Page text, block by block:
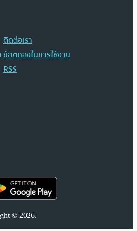
ติดต่อเรา
ข้อตกลงในการใช้งาน
RSS
© 2026.